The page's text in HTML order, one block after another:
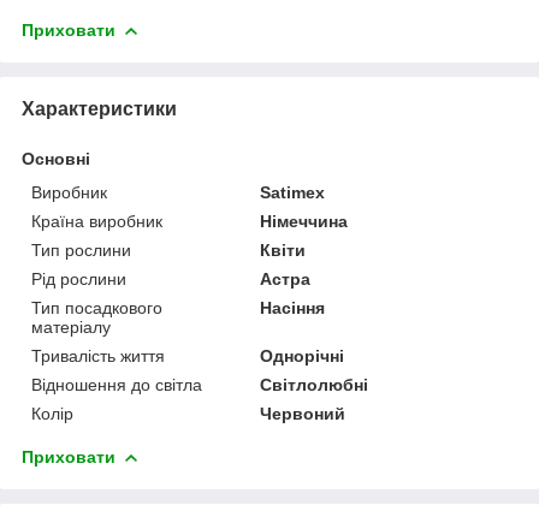
Приховати
Характеристики
Основні
Виробник
Satimex
Країна виробник
Німеччина
Тип рослини
Квіти
Рід рослини
Астра
Тип посадкового
матеріалу
Насіння
Тривалість життя
Однорічні
Відношення до світла
Світлолюбні
Колір
Червоний
Приховати